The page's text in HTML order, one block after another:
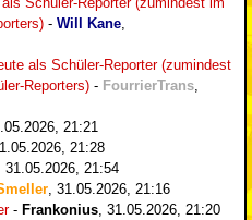
- Will Kane
als Schüler-Reporter (zumindest
Reporters) - FourrierTrans
21:21
21:28
31.05.2026, 21:54
31.05.2026, 21:16
- Frankonius 31.05.2026, 21:20